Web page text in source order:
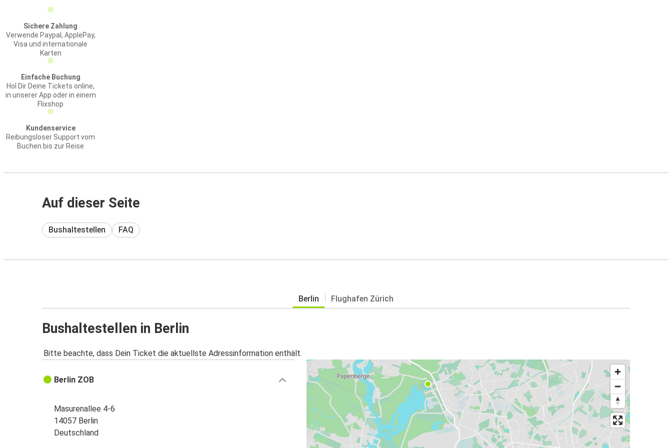
Sichere Zahlung
Verwende Paypal, ApplePay,
Visa und internationale
Karten
Einfache Buchung
Hol Dir Deine Tickets online,
in unserer App oder in einem
Flixshop
Kundenservice
Reibungsloser Support vom
Buchen bis zur Reise
Auf dieser Seite
Bushaltestellen FAQ
Berlin Flughafen Zürich
Bushaltestellen in Berlin
Bitte beachte, dass Dein Ticket die aktuellste Adressinformation enthält.
Berlin ZOB
Masurenallee 4-6
14057 Berlin
Deutschland